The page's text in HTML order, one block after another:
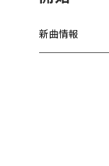
新曲情報